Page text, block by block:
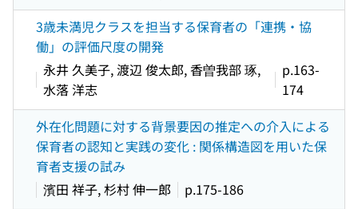
3歳未満児クラスを担当する保育者の「連携・協
働」の評価尺度の開発
永井 久美子, 渡辺 俊太郎, 香曽我部 琢,
水落 洋志
p.163-
174
外在化問題に対する背景要因の推定への介入による
保育者の認知と実践の変化 : 関係構造図を用いた保
育者支援の試み
濱田 祥子, 杉村 伸一郎
p.175-186